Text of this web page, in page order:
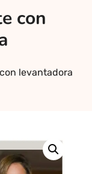
con
levantadora